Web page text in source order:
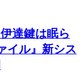
達鍵は眠ら
イル』新シス